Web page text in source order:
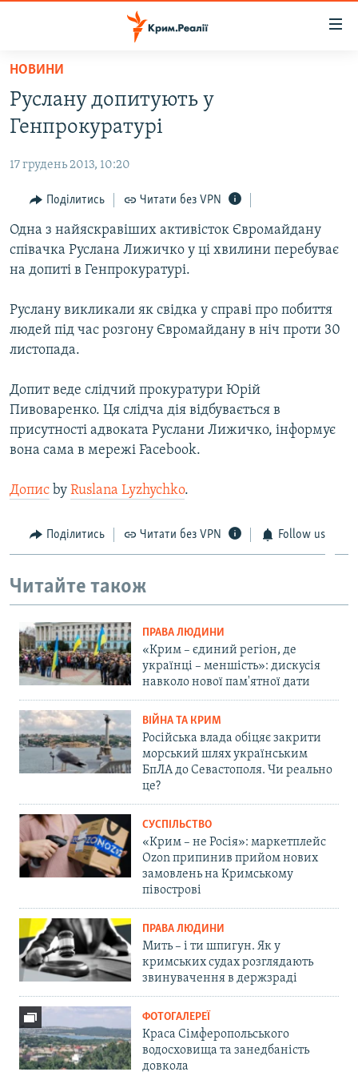
Перейти
основного
матеріалу
Перейти
до
навігації
Перейти
до
пошуку
ВОДА.КРИМ
ВІДЕО ТА ФОТО
ПОЛІТИКА
БЛОГИ
ПОГЛЯД
ІНТЕРВ'Ю
СПЕЦПРОЕКТИ
ДЕПОРТАЦІЯ
СВІДЧЕННЯ ОКУПАЦІЇ
УКРАЇНСЬКА ПРОБЛЕМА КРИМУ
ЯК ОБІЙТИ БЛОКУВАННЯ
Русский
Qırımtatar
Усі сайти RFE/RL
НОВИНИ
Руслану допитують у
Генпрокуратурі
17 грудень 2013, 10:20
Поділитись Читати без VPN
Одна з найяскравіших активісток Євромайдану
співачка Руслана Лижичко у ці хвилини перебуває
на допиті в Генпрокуратурі.
Руслану викликали як свідка у справі про побиття
людей під час розгону Євромайдану в ніч проти 30
листопада.
Допит веде слідчий прокуратури Юрій
Пивоваренко. Ця слідча дія відбувається в
присутності адвоката Руслани Лижичко, інформує
вона сама в мережі Facebook.
Допис by Ruslana Lyzhychko.
Поділитись Читати без VPN Follow us
Читайте також
ПРАВА ЛЮДИНИ
«Крим – єдиний регіон, де
українці – меншість»: дискусія
навколо нової пам'ятної дати
ВІЙНА ТА КРИМ
Російська влада обіцяє закрити
морський шлях українським
БпЛА до Севастополя. Чи реально
це?
СУСПІЛЬСТВО
«Крим – не Росія»: маркетплейс
Ozon припинив прийом нових
замовлень на Кримському
півострові
ПРАВА ЛЮДИНИ
Мить – і ти шпигун. Як у
кримських судах розглядають
звинувачення в держзраді
ФОТОГАЛЕРЕЇ
Краса Сімферопольського
водосховища та занедбаність
довкола